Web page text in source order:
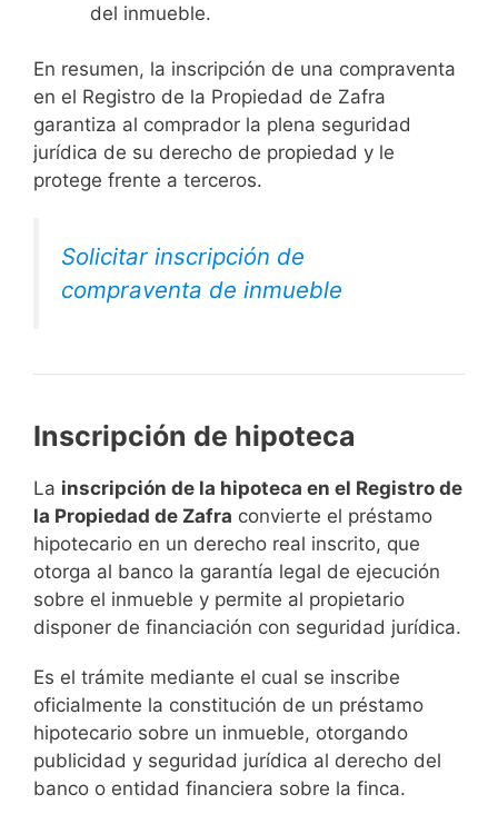
del inmueble.
En resumen, la inscripción de una compraventa
en el Registro de la Propiedad de Zafra
garantiza al comprador la plena seguridad
jurídica de su derecho de propiedad y le
protege frente a terceros.
Solicitar inscripción de
compraventa de inmueble
Inscripción de hipoteca
La inscripción de la hipoteca en el Registro de
la Propiedad de Zafra convierte el préstamo
hipotecario en un derecho real inscrito, que
otorga al banco la garantía legal de ejecución
sobre el inmueble y permite al propietario
disponer de financiación con seguridad jurídica.
Es el trámite mediante el cual se inscribe
oficialmente la constitución de un préstamo
hipotecario sobre un inmueble, otorgando
publicidad y seguridad jurídica al derecho del
banco o entidad financiera sobre la finca.